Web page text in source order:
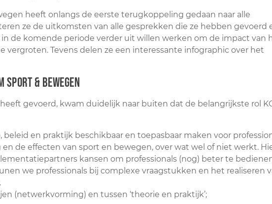
heeft onlangs de eerste terugkoppeling gedaan naar alle
ze de uitkomsten van alle gesprekken die ze hebben gevoerd
de komende periode verder uit willen werken om de impact van
vergroten. Tevens delen ze een interessante infographic over het
& Bewegen
gevoerd, kwam duidelijk naar buiten dat de belangrijkste rol
en praktijk beschikbaar en toepasbaar maken voor
de effecten van sport en bewegen, over wat wel of niet werkt.
kansen om professionals (nog) beter te
we professionals bij complexe vraagstukken en het realiseren
(netwerkvorming) en tussen ‘theorie en praktijk’;